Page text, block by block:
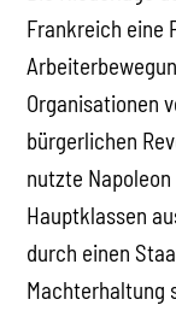
Frankreich eine
Organisationen
bürgerlichen
nutzte
Hauptklassen
durch einen
Machterhaltung